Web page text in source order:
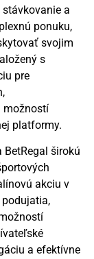
a
ponuku,
svojim
s
pre
možností
platformy.
širokú
akciu v
a efektívne